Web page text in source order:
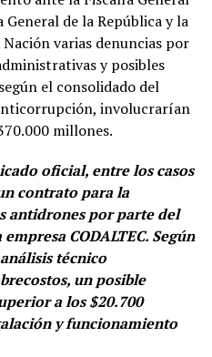
de la República y la
varias denuncias por
y posibles
el consolidado del
involucrarían
millones.
oficial, entre los casos
contrato para la
antidrones por parte del
CODALTEC. Según
técnico
un posible
a los $20.700
y funcionamiento